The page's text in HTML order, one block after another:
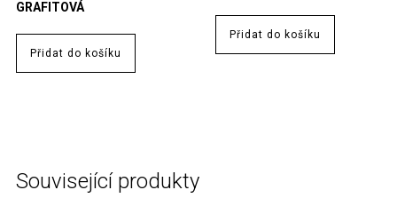
GRAFITOVÁ
Přidat do košíku
Přidat do košíku
Související produkty